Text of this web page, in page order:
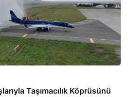
Taşımacılık Köprüsünü